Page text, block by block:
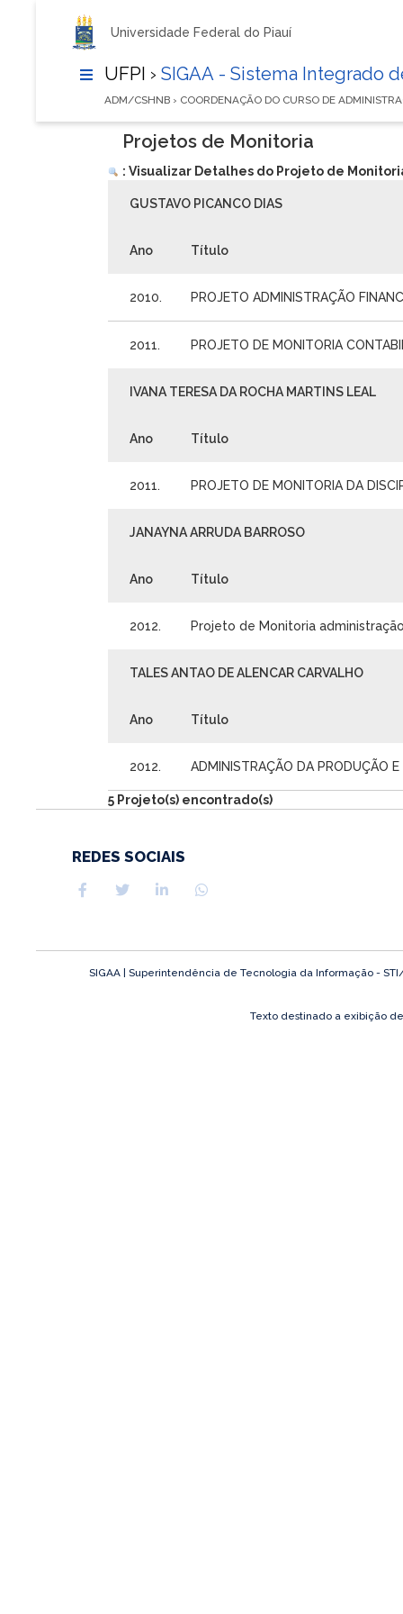
Universidade Federal do Piauí
UFPI › SIGAA - Sistema Integrado
ADM/CSHNB › COORDENAÇÃO DO CURSO DE
Projetos de Monitoria
: Visualizar Detalhes do Projeto de
GUSTAVO PICANCO DIAS
Ano Título
2010. PROJETO ADMINISTRAÇÃO
2011. PROJETO DE MONITORIA
IVANA TERESA DA ROCHA MARTINS LEAL
Ano Título
2011. PROJETO DE MONITORIA DA
JANAYNA ARRUDA BARROSO
Ano Título
2012. Projeto de Monitoria
TALES ANTAO DE ALENCAR CARVALHO
Ano Título
2012. ADMINISTRAÇÃO DA PRODUÇÃO E
5 Projeto(s) encontrado(s)
REDES SOCIAIS
SIGAA | Superintendência de Tecnologia da Informação -
Texto destinado a exibição